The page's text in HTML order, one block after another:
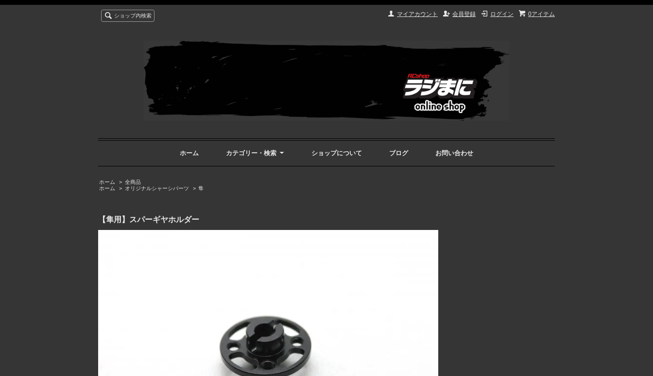
0アイテム
ログイン
会員登録
マイアカウント
ショップ内検索
ホーム カテゴリー・検索 ショップについて ブログ お問い合わせ
ホーム > 全商品
ホーム
> オリジナルシャーシパーツ > 隼
【隼用】スパーギヤホルダー